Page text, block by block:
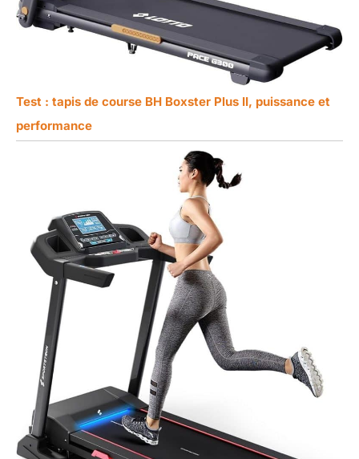
Test : tapis de course BH Boxster Plus II, puissance et
performance